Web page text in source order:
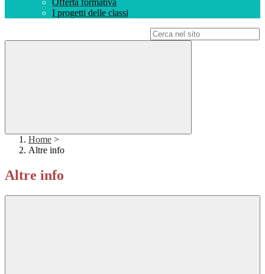
Offerta formativa
I progetti delle classi
Home >
Altre info
Altre info